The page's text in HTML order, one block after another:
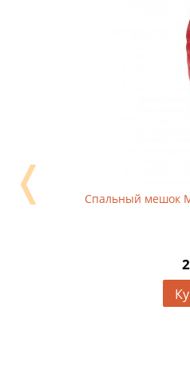
Спальный мешок Mountain
23
❬